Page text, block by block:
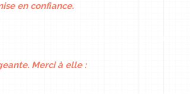
en confiance.
Merci à elle :